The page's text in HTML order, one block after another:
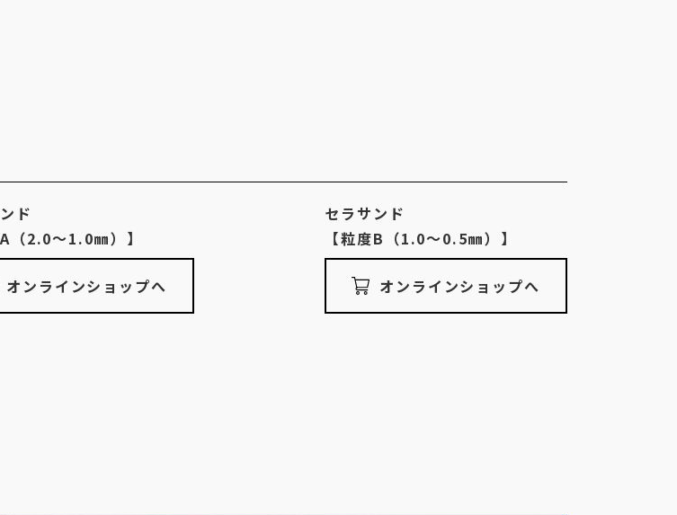
サンド
A（2.0〜1.0㎜）】
オンラインショップへ
セラサンド
【粒度B（1.0〜0.5㎜）】
オンラインショップへ